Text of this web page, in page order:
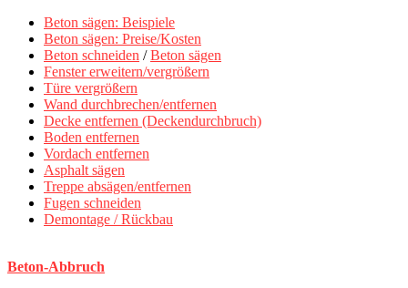
Beton sägen: Beispiele
Beton sägen: Preise/Kosten
Beton schneiden /Beton sägen
Fenster erweitern/vergrößern
Türe vergrößern
Wand durchbrechen/entfernen
Decke entfernen (Deckendurchbruch)
Boden entfernen
Vordach entfernen
Asphalt sägen
Treppe absägen/entfernen
Fugen schneiden
Demontage / Rückbau
Beton-Abbruch